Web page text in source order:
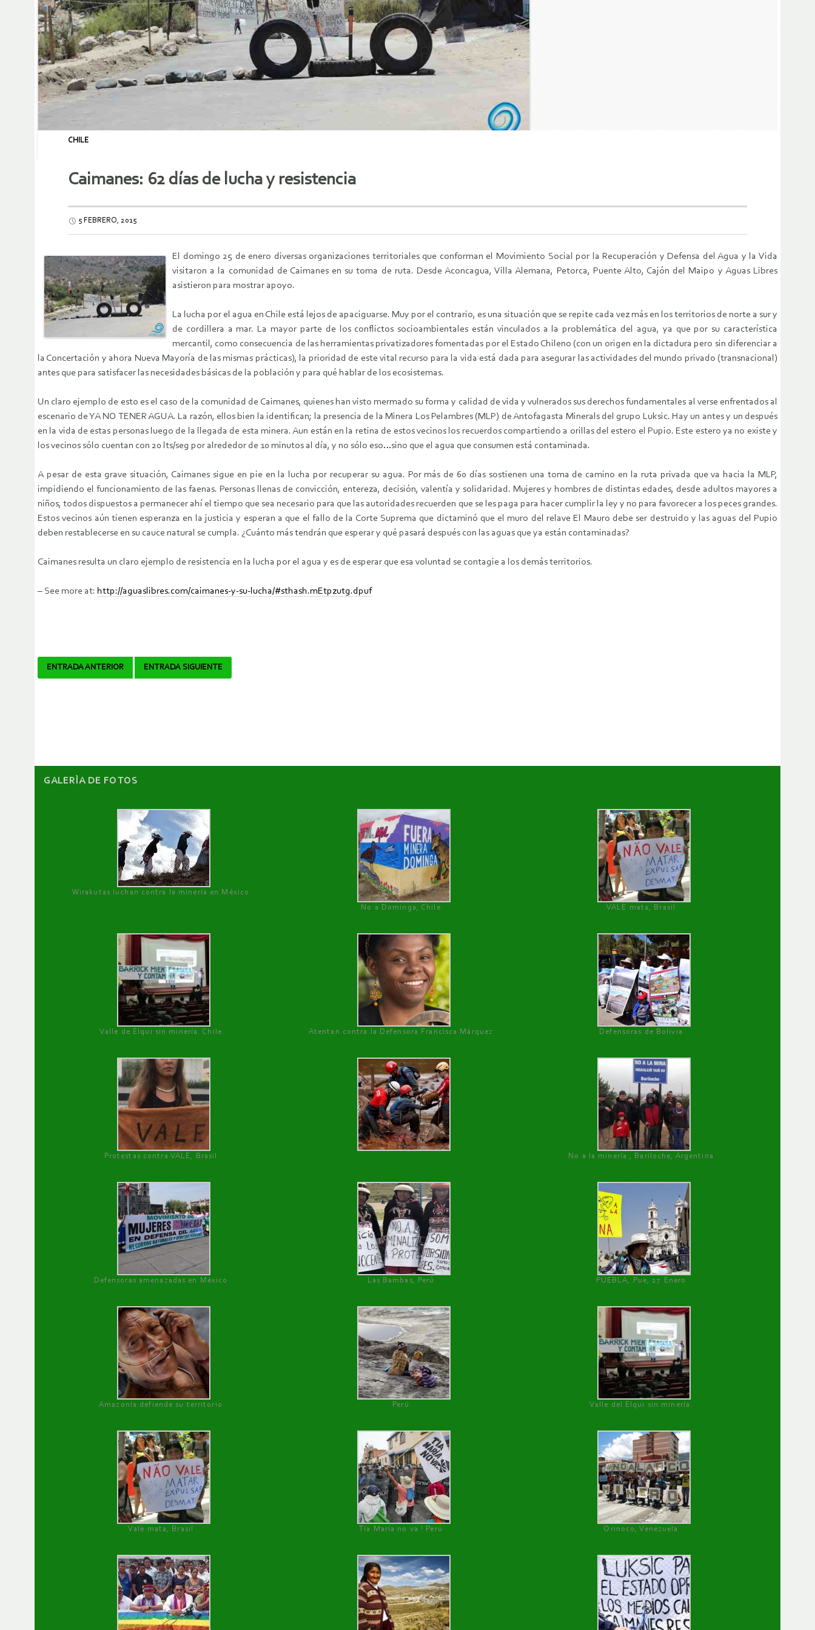
CHILE
Caimanes: 62 días de lucha y resistencia
5 FEBRERO, 2015
El domingo 25 de enero diversas organizaciones territoriales que conforman el Movimiento Social por la Recuperación y Defensa del Agua y la Vida
visitaron a la comunidad de Caimanes en su toma de ruta. Desde Aconcagua, Villa Alemana, Petorca, Puente Alto, Cajón del Maipo y Aguas Libres
asistieron para mostrar apoyo.
La lucha por el agua en Chile está lejos de apaciguarse. Muy por el contrario, es una situación que se repite cada vez más en los territorios de norte a sur y
de cordillera a mar. La mayor parte de los conflictos socioambientales están vinculados a la problemática del agua, ya que por su característica
mercantil, como consecuencia de las herramientas privatizadores fomentadas por el Estado Chileno (con un origen en la dictadura pero sin diferenciar a
la Concertación y ahora Nueva Mayoría de las mismas prácticas), la prioridad de este vital recurso para la vida está dada para asegurar las actividades del mundo privado (transnacional)
antes que para satisfacer las necesidades básicas de la población y para qué hablar de los ecosistemas.
Un claro ejemplo de esto es el caso de la comunidad de Caimanes, quienes han visto mermado su forma y calidad de vida y vulnerados sus derechos fundamentales al verse enfrentados al
escenario de YA NO TENER AGUA. La razón, ellos bien la identifican; la presencia de la Minera Los Pelambres (MLP) de Antofagasta Minerals del grupo Luksic. Hay un antes y un después
en la vida de estas personas luego de la llegada de esta minera. Aun están en la retina de estos vecinos los recuerdos compartiendo a orillas del estero el Pupio. Este estero ya no existe y
los vecinos sólo cuentan con 20 lts/seg por alrededor de 10 minutos al día, y no sólo eso…sino que el agua que consumen está contaminada.
A pesar de esta grave situación, Caimanes sigue en pie en la lucha por recuperar su agua. Por más de 60 días sostienen una toma de camino en la ruta privada que va hacia la MLP,
impidiendo el funcionamiento de las faenas. Personas llenas de convicción, entereza, decisión, valentía y solidaridad. Mujeres y hombres de distintas edades, desde adultos mayores a
niños, todos dispuestos a permanecer ahí el tiempo que sea necesario para que las autoridades recuerden que se les paga para hacer cumplir la ley y no para favorecer a los peces grandes.
Estos vecinos aún tienen esperanza en la justicia y esperan a que el fallo de la Corte Suprema que dictaminó que el muro del relave El Mauro debe ser destruido y las aguas del Pupio
deben restablecerse en su cauce natural se cumpla. ¿Cuánto más tendrán que esperar y qué pasará después con las aguas que ya están contaminadas?
Caimanes resulta un claro ejemplo de resistencia en la lucha por el agua y es de esperar que esa voluntad se contagie a los demás territorios.
– See more at: http://aguaslibres.com/caimanes-y-su-lucha/#sthash.mEtpzutg.dpuf
Navegador
ENTRADA ANTERIOR ENTRADA SIGUIENTE
GALERÌA DE FOTOS
Wirakutas luchan contra la minería en México
No a Dominga, Chile
VALE mata, Brasil
Valle de Elqui sin minería. Chile Atentan contra la Defensora Francisca Márquez Defensoras de Bolivia
Protestas contra VALE, Brasil No a la minería , Bariloche, Argentina
Defensoras amenazadas en México Las Bambas, Perú PUEBLA, Pue, 27 Enero
Amazonía defiende su territorio Perú Valle del Elqui sin minería.
Vale mata, Brasil Tía María no va ! Perú Orinoco, Venezuela